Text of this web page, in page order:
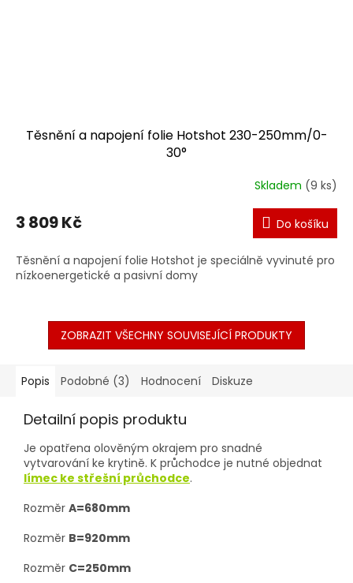
Těsnění a napojení folie Hotshot 230-250mm/0-
30°
Skladem (9 ks)
3 809 Kč Do košíku
Těsnění a napojení folie Hotshot je speciálně vyvinuté pro
nízkoenergetické a pasivní domy
ZOBRAZIT VŠECHNY SOUVISEJÍCÍ PRODUKTY
Popis Podobné (3) Hodnocení Diskuze
Detailní popis produktu
Je opatřena olověným okrajem pro snadné
vytvarování ke krytině. K průchodce je nutné objednat
límec ke střešní průchodce.
Rozměr A=680mm
Rozměr B=920mm
Rozměr C=250mm